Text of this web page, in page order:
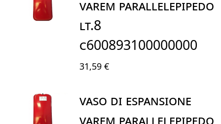
VAREM PARALLELEPIPEDO
LT.8
C600893100000000
31,59 €
VASO DI ESPANSIONE
VAREM PARALLELEPIPEDO